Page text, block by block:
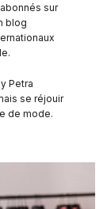
sur
blog
Petra
se réjouir
de mode.